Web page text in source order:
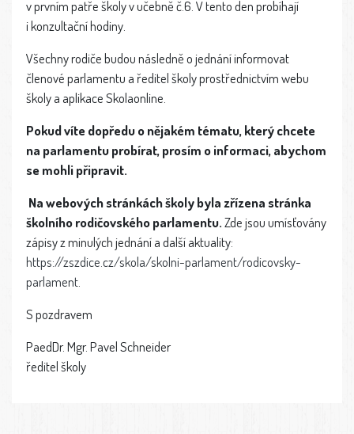
v prvním patře školy v učebně č.6. V tento den probíhají
i konzultační hodiny.
Všechny rodiče budou následně o jednání informovat
členové parlamentu a ředitel školy prostřednictvím webu
školy a aplikace Skolaonline.
Pokud víte dopředu o nějakém tématu, který chcete
na parlamentu probírat, prosím o informaci, abychom
se mohli připravit.
Na webových stránkách školy byla zřízena stránka
školního rodičovského parlamentu.Zde jsou umísťovány
zápisy z minulých jednání a další aktuality:
https://zszdice.cz/skola/skolni-parlament/rodicovsky-
parlament.
S pozdravem
PaedDr. Mgr. Pavel Schneider
ředitel školy